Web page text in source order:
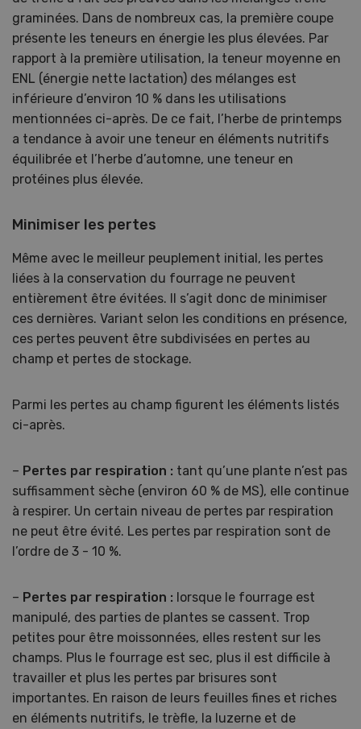
graminées. Dans de nombreux cas, la première coupe
présente les teneurs en énergie les plus élevées. Par
rapport à la première utilisation, la teneur moyenne en
ENL (énergie nette lactation) des mélanges est
inférieure d’environ 10 % dans les utilisations
mentionnées ci-après. De ce fait, l’herbe de printemps
a tendance à avoir une teneur en éléments nutritifs
équilibrée et l’herbe d’automne, une teneur en
protéines plus élevée.
Minimiser les pertes
Même avec le meilleur peuplement initial, les pertes
liées à la conservation du fourrage ne peuvent
entièrement être évitées. Il s’agit donc de minimiser
ces dernières. Variant selon les conditions en présence,
ces pertes peuvent être subdivisées en pertes au
champ et pertes de stockage.
Parmi les pertes au champ figurent les éléments listés
ci-après.
– Pertes par respiration : tant qu’une plante n’est pas
suffisamment sèche (environ 60 % de MS), elle continue
à respirer. Un certain niveau de pertes par respiration
ne peut être évité. Les pertes par respiration sont de
l’ordre de 3 - 10 %.
– Pertes par respiration : lorsque le fourrage est
manipulé, des parties de plantes se cassent. Trop
petites pour être moissonnées, elles restent sur les
champs. Plus le fourrage est sec, plus il est difficile à
travailler et plus les pertes par brisures sont
importantes. En raison de leurs feuilles fines et riches
en éléments nutritifs, le trèfle, la luzerne et de